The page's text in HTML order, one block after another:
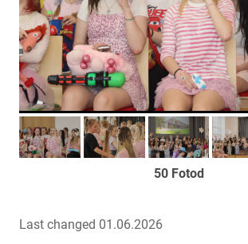
Too foto fookusesseToo foto fookusesse
Too foto Too
50 Fotod
Last changed 01.06.2026